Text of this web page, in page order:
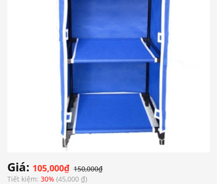
Giá: 105,000₫ 150,000₫
Tiết kiệm: 30% (45,000 ₫)